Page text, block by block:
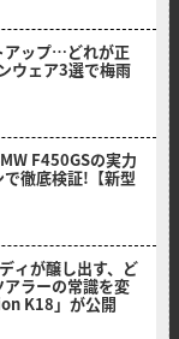
アップ…どれが正
ウェア3選で梅雨
F450GSの実力
徹底検証!【新型
ィが醸し出す、ど
ラーの常識を変
K18」が公開